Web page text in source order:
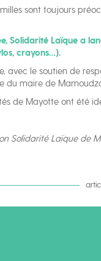
sont toujours
Solidarité Laïque a
crayons…).
le soutien de
du maire de
de Mayotte ont été
Laïque de